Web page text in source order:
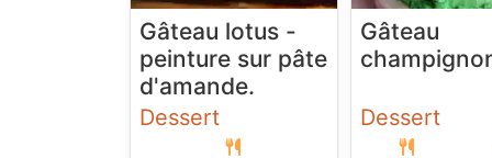
Gâteau lotus -
peinture sur pâte
d'amande.
Dessert
Gâteau
Dessert